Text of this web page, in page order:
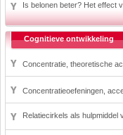
Is belonen beter? Het effect
Cognitieve ontwikkeling
Concentratie, theoretische
Concentratieoefeningen,
Relatiecirkels als hulpmiddel